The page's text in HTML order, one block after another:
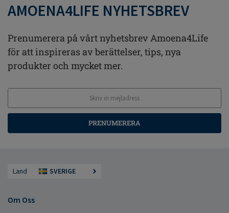
AMOENA4LIFE NYHETSBREV
Prenumerera på vårt nyhetsbrev Amoena4Life
för att inspireras av berättelser, tips, nya
produkter och mycket mer.
PRENUMERERA
Land SVERIGE
Om Oss